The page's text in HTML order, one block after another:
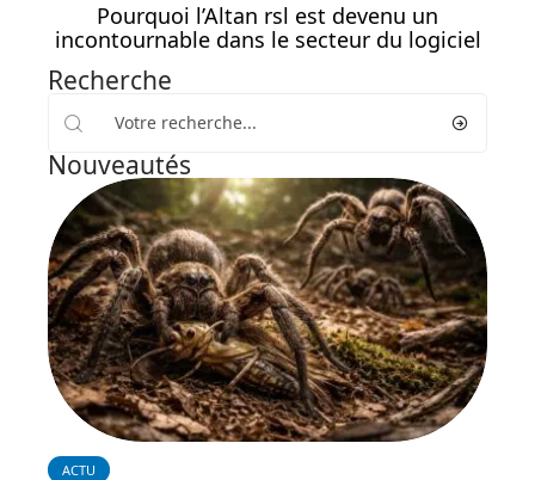
Pourquoi l’Altan rsl est devenu un
incontournable dans le secteur du logiciel
Recherche
Nouveautés
ACTU